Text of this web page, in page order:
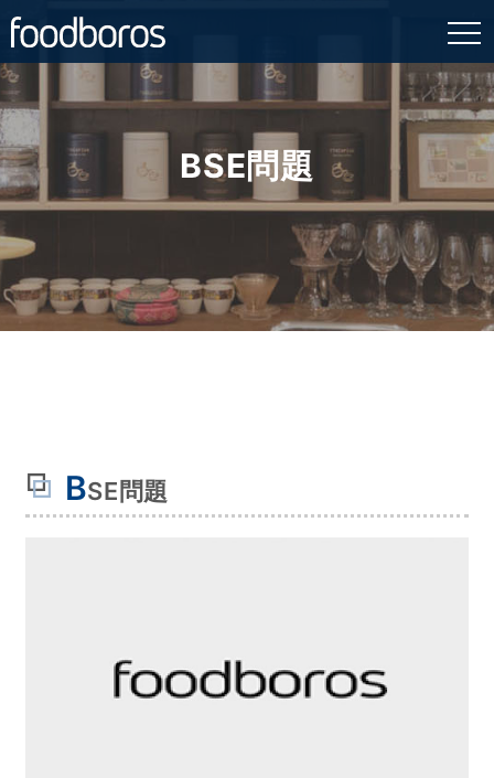
Skip
to
content
BSE問題
BSE問題